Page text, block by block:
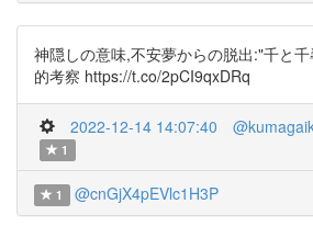
神隠しの意味,不安夢からの脱出:"千と
的考察 https://t.co/2pCI9qxDRq
2022-12-14 14:07:40
1
1 @cnGjX4pEVlc1H3P